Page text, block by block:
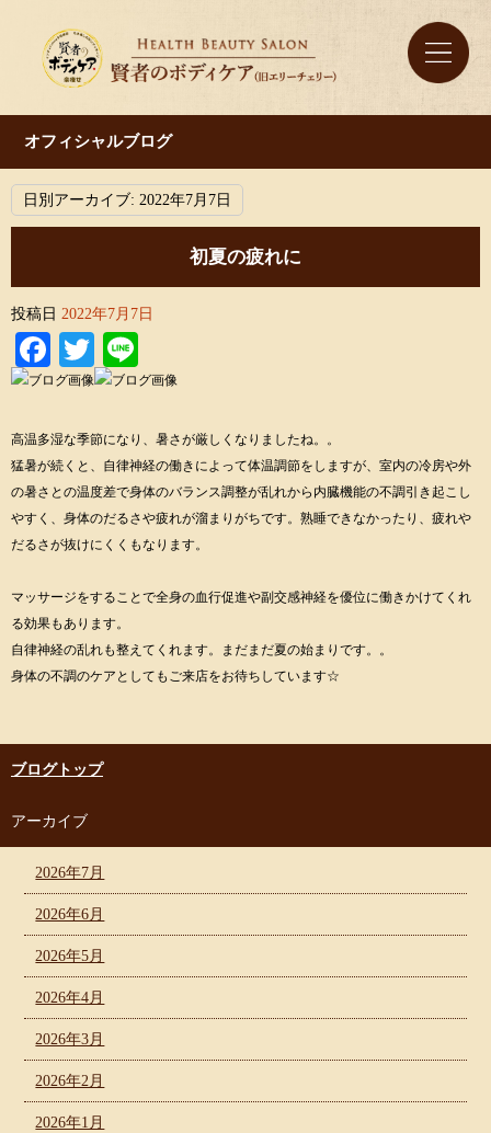
オフィシャルブログ
日別アーカイブ: 2022年7月7日
初夏の疲れに
投稿日 2022年7月7日
Facebook
Twitter
高温多湿な季節になり、暑さが厳しくなりましたね。。
猛暑が続くと、自律神経の働きによって体温調節をしますが、室内の冷房や外
の暑さとの温度差で身体のバランス調整が乱れから内臓機能の不調引き起こし
やすく、身体のだるさや疲れが溜まりがちです。熟睡できなかったり、疲れや
だるさが抜けにくくもなります。
マッサージをすることで全身の血行促進や副交感神経を優位に働きかけてくれ
る効果もあります。
自律神経の乱れも整えてくれます。まだまだ夏の始まりです。。
身体の不調のケアとしてもご来店をお待ちしています☆
ブログトップ
アーカイブ
2026年7月
2026年6月
2026年5月
2026年4月
2026年3月
2026年2月
2026年1月